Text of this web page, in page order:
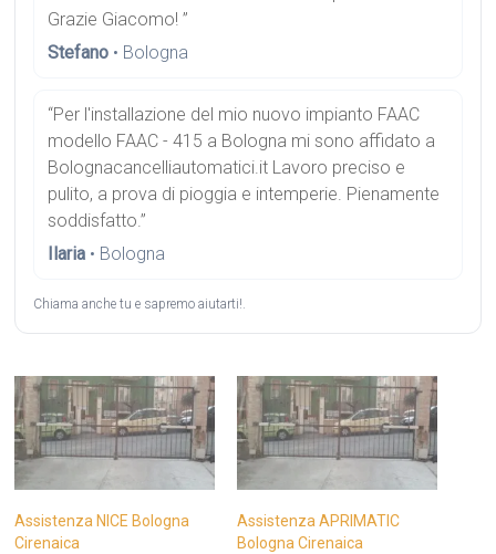
Grazie Giacomo! ”
Stefano • Bologna
“Per l'installazione del mio nuovo impianto FAAC
modello FAAC - 415 a Bologna mi sono affidato a
Bolognacancelliautomatici.it Lavoro preciso e
pulito, a prova di pioggia e intemperie. Pienamente
soddisfatto.”
Ilaria • Bologna
Chiama anche tu e sapremo aiutarti!.
Assistenza NICE Bologna
Cirenaica
Assistenza APRIMATIC
Bologna Cirenaica